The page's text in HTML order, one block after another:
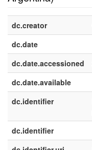
dc.creator
dc.date
dc.date.accessioned
dc.date.available
dc.identifier
dc.identifier